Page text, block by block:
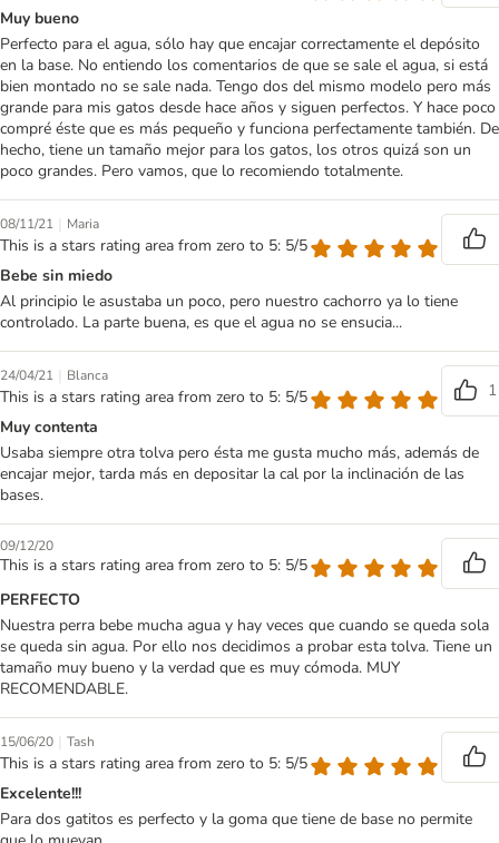
Muy bueno
Perfecto para el agua, sólo hay que encajar correctamente el depósito
en la base. No entiendo los comentarios de que se sale el agua, si está
bien montado no se sale nada. Tengo dos del mismo modelo pero más
grande para mis gatos desde hace años y siguen perfectos. Y hace poco
compré éste que es más pequeño y funciona perfectamente también. De
hecho, tiene un tamaño mejor para los gatos, los otros quizá son un
poco grandes. Pero vamos, que lo recomiendo totalmente.
08/11/21 | Maria
This is a stars rating area from zero to 5: 5/5
Bebe sin miedo
Al principio le asustaba un poco, pero nuestro cachorro ya lo tiene
controlado. La parte buena, es que el agua no se ensucia...
24/04/21 | Blanca
This is a stars rating area from zero to 5: 5/5
1
Muy contenta
Usaba siempre otra tolva pero ésta me gusta mucho más, además de
encajar mejor, tarda más en depositar la cal por la inclinación de las
bases.
09/12/20
This is a stars rating area from zero to 5: 5/5
PERFECTO
Nuestra perra bebe mucha agua y hay veces que cuando se queda sola
se queda sin agua. Por ello nos decidimos a probar esta tolva. Tiene un
tamaño muy bueno y la verdad que es muy cómoda. MUY
RECOMENDABLE.
15/06/20 | Tash
This is a stars rating area from zero to 5: 5/5
Excelente!!!
Para dos gatitos es perfecto y la goma que tiene de base no permite